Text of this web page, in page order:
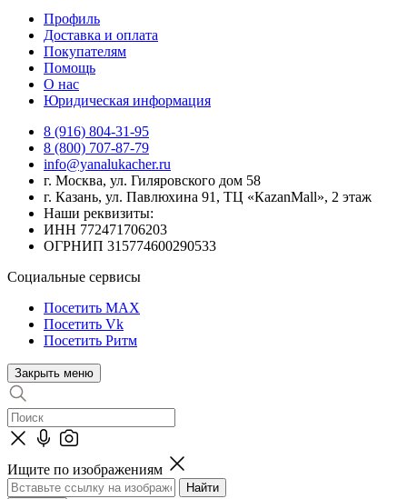
Профиль
Доставка и оплата
Покупателям
Помощь
О нас
Юридическая информация
8 (916) 804-31-95
8 (800) 707-87-79
info@yanalukacher.ru
г. Москва, ул. Гиляровского дом 58
г. Казань, ул. Павлюхина 91, ТЦ «КazanMall», 2 этаж
Наши реквизиты:
ИНН 772471706203
ОГРНИП 315774600290533
Социальные сервисы
Посетить MAX
Посетить Vk
Посетить Ритм
Закрыть меню
Ищите по изображениям